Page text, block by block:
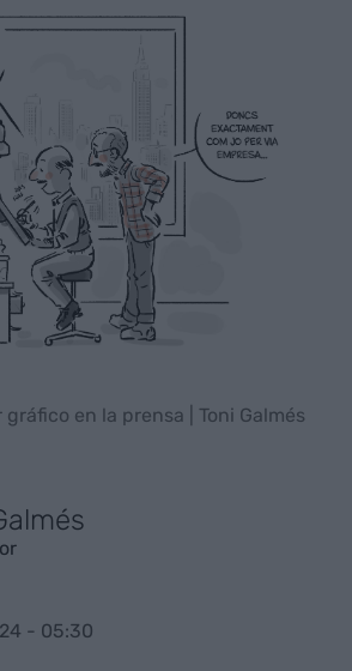
en la prensa | Toni Galmés
- 05:30